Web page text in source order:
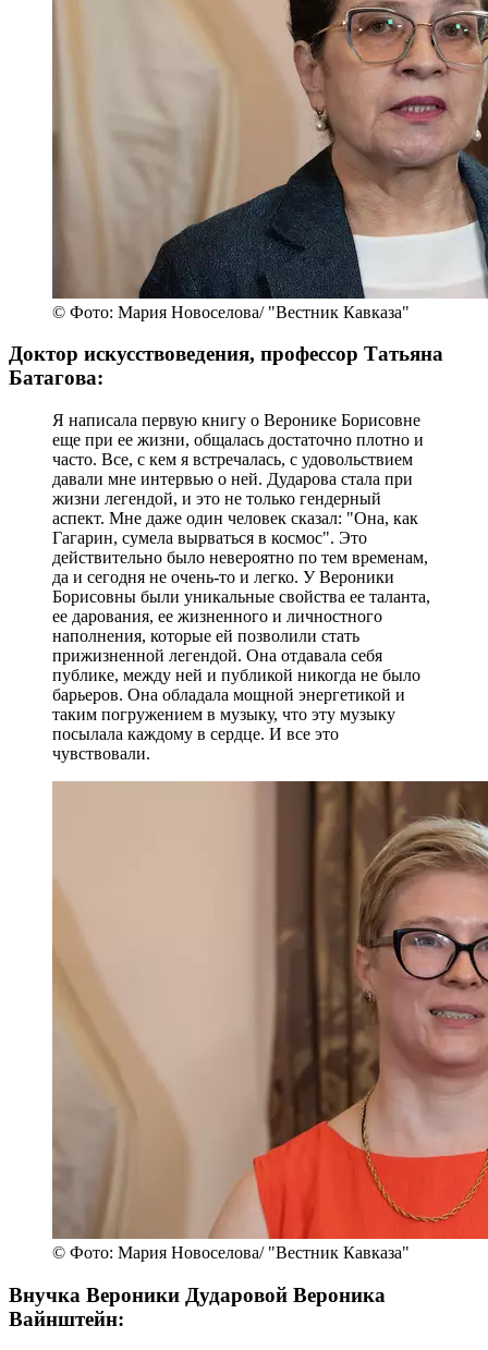
© Фото: Мария Новоселова/ "Вестник Кавказа"
Доктор искусствоведения, профессор Татьяна
Батагова:
Я написала первую книгу о Веронике Борисовне
еще при ее жизни, общалась достаточно плотно и
часто. Все, с кем я встречалась, с удовольствием
давали мне интервью о ней. Дударова стала при
жизни легендой, и это не только гендерный
аспект. Мне даже один человек сказал: "Она, как
Гагарин, сумела вырваться в космос". Это
действительно было невероятно по тем временам,
да и сегодня не очень-то и легко. У Вероники
Борисовны были уникальные свойства ее таланта,
ее дарования, ее жизненного и личностного
наполнения, которые ей позволили стать
прижизненной легендой. Она отдавала себя
публике, между ней и публикой никогда не было
барьеров. Она обладала мощной энергетикой и
таким погружением в музыку, что эту музыку
посылала каждому в сердце. И все это
чувствовали.
© Фото: Мария Новоселова/ "Вестник Кавказа"
Внучка Вероники Дударовой Вероника
Вайнштейн: